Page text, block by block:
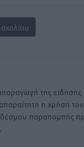
της
απαραίτητη η χρήση
παραπομπής